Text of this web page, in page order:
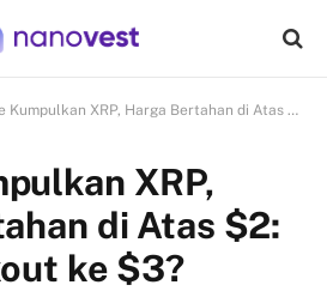
XRP, Harga Bertahan di Atas $2: Siap Breakout ke $3?
XRP,
di Atas $2:
ke $3?